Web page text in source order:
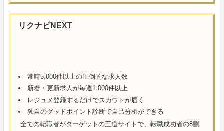
リクナビNEXT
常時5,000件以上の圧倒的な求人数
新着・更新求人が毎週1.000件以上
レジュメ登録するだけでスカウトが届く
独自のグッドポイント診断で自己分析ができる
全ての転職者がターゲットの王道サイトで、転職成功者の8割